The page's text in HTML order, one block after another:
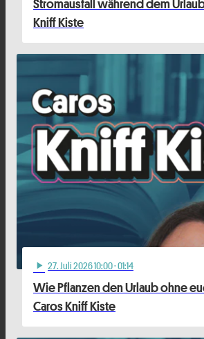
Stromausfall während dem
Kniff Kiste
play_arrow 27. Juli 2026 10:00· 01:14
Wie Pflanzen den Urlaub ohne
Caros Kniff Kiste